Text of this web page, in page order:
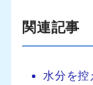
関連記事
水分を